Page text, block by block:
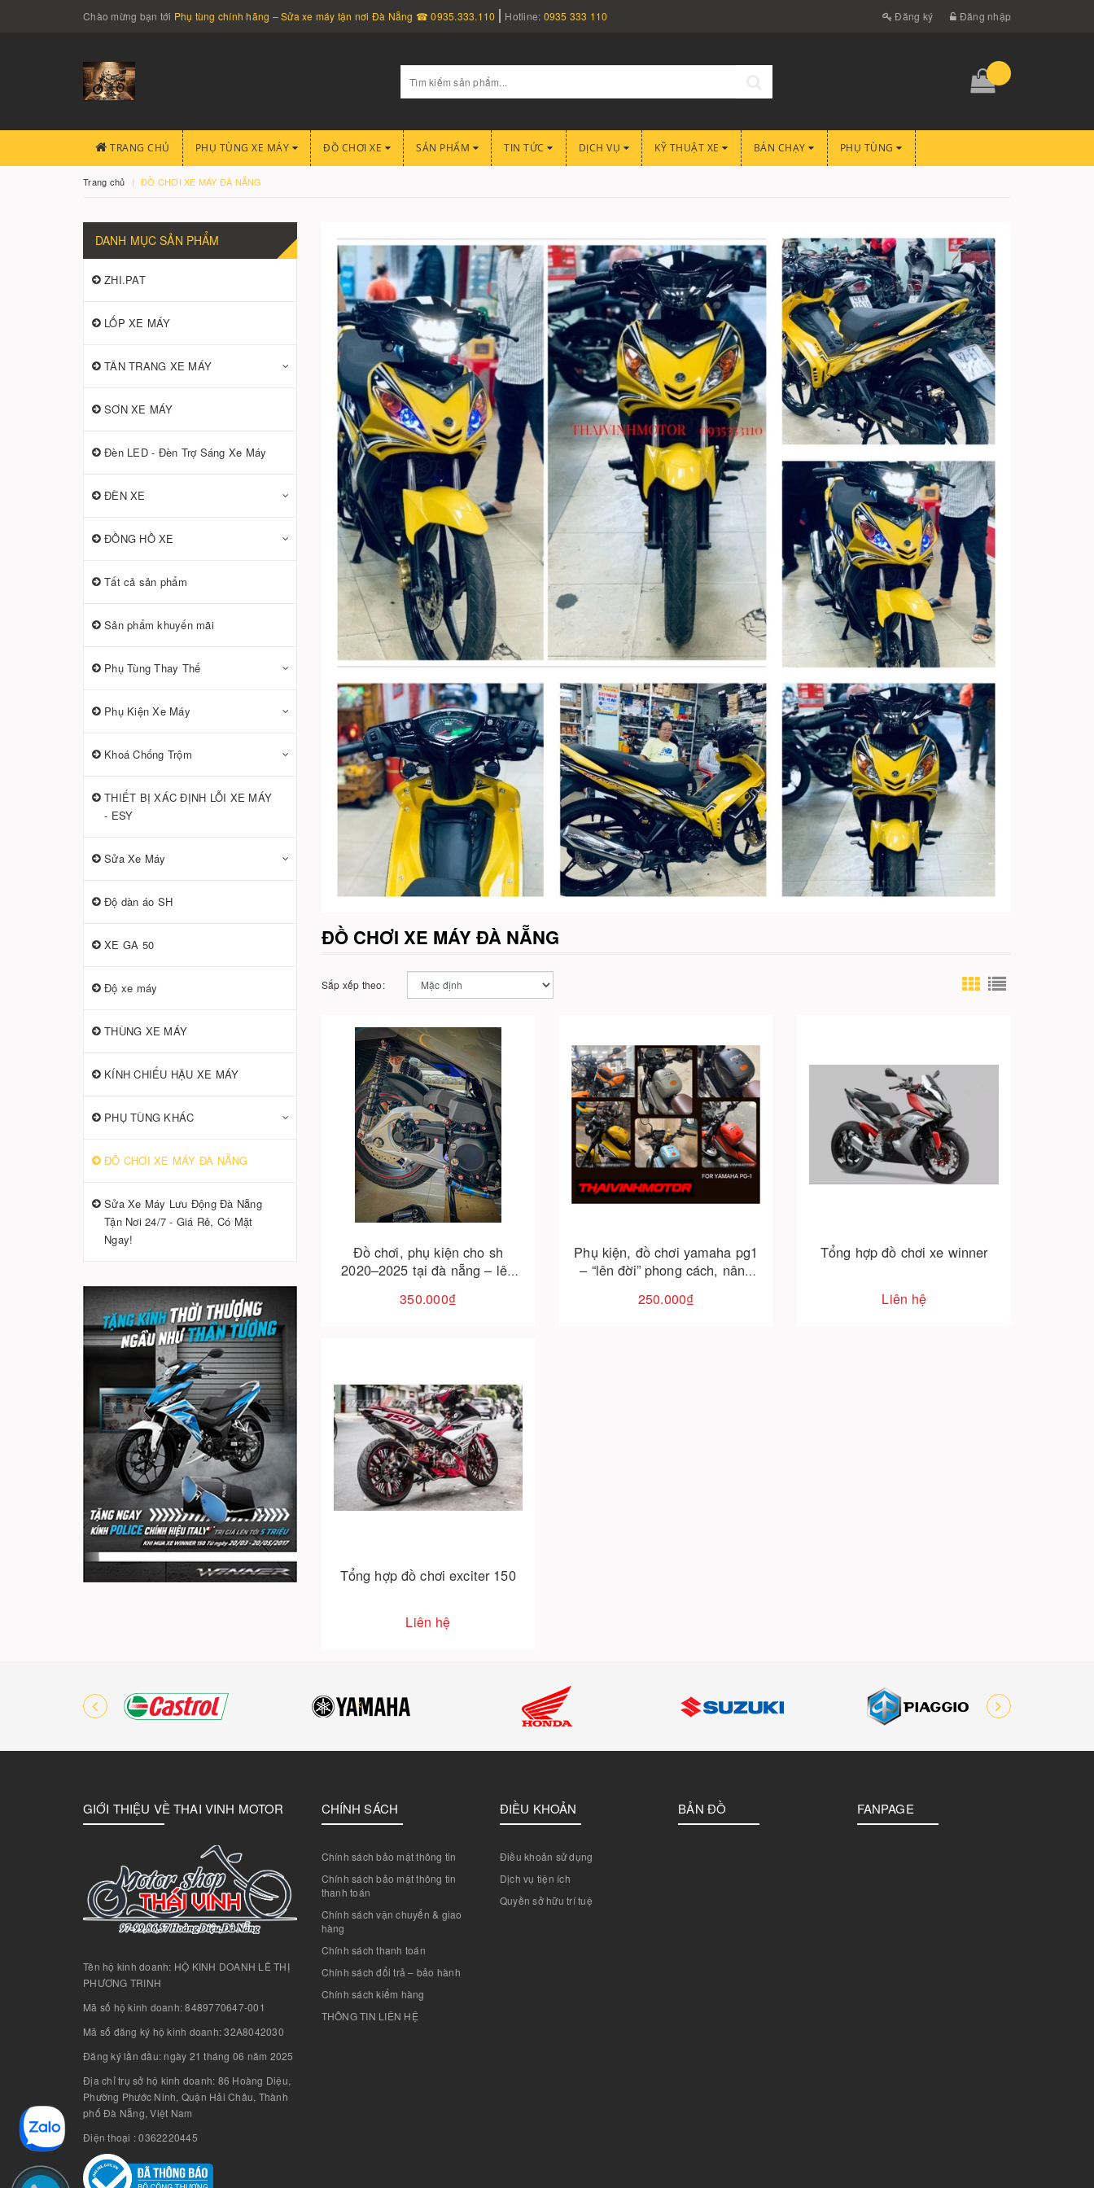
Chào mừng bạn tới Phụ tùng chính hãng – Sửa xe máy tận nơi Đà Nẵng ☎ 0935.333.110 Hotline: 0935 333 110 Đăng ký Đăng nhập
TRANG CHỦ PHỤ TÙNG XE MÁY ĐỒ CHƠI XE SẢN PHẨM TIN TỨC DỊCH VỤ KỸ THUẬT XE BÁN CHẠY PHỤ TÙNG
Trang chủ ĐỒ CHƠI XE MÁY ĐÀ NẴNG
ĐỒ CHƠI XE MÁY ĐÀ NẴNG
Sắp xếp theo:
Đồ chơi, phụ kiện cho sh
2020–2025 tại đà nẵng – lên
350.000₫
Cho vào giỏ hàng
Phụ kiện, đồ chơi yamaha pg1
– “lên đời” phong cách, nâng
250.000₫
Cho vào giỏ hàng
Tổng hợp đồ chơi xe winner
Liên hệ
Tổng hợp đồ chơi exciter 150
Liên hệ
DANH MỤC SẢN PHẨM
ZHI.PAT
LỐP XE MÁY
TÂN TRANG XE MÁY
SƠN XE MÁY
Đèn LED - Đèn Trợ Sáng Xe Máy
ĐÈN XE
ĐỒNG HỒ XE
Tất cả sản phẩm
Sản phẩm khuyến mãi
Phụ Tùng Thay Thế
Phụ Kiện Xe Máy
Khoá Chống Trộm
THIẾT BỊ XÁC ĐỊNH LỖI XE MÁY
- ESY
Sửa Xe Máy
Độ dàn áo SH
XE GA 50
Độ xe máy
THÙNG XE MÁY
KÍNH CHIẾU HẬU XE MÁY
PHỤ TÙNG KHÁC
ĐỒ CHƠI XE MÁY ĐÀ NẴNG
Sửa Xe Máy Lưu Động Đà Nẵng
Tận Nơi 24/7 - Giá Rẻ, Có Mặt
Ngay!
GIỚI THIỆU VỀ THAI VINH MOTOR
Tên hộ kinh doanh: HỘ KINH DOANH LÊ THỊ
PHƯƠNG TRINH
Mã số hộ kinh doanh: 8489770647-001
Mã số đăng ký hộ kinh doanh: 32A8042030
Đăng ký lần đầu: ngày 21 tháng 06 năm 2025
Địa chỉ trụ sở hộ kinh doanh: 86 Hoàng Diệu,
Phường Phước Ninh, Quận Hải Châu, Thành
phố Đà Nẵng, Việt Nam
Điện thoại : 0362220445
CHÍNH SÁCH
Chính sách bảo mật thông tin
Chính sách bảo mật thông tin
thanh toán
Chính sách vận chuyển & giao
hàng
Chính sách thanh toán
Chính sách đổi trả – bảo hành
Chính sách kiểm hàng
THÔNG TIN LIÊN HỆ
ĐIỀU KHOẢN
Điều khoản sử dụng
Dịch vụ tiện ích
Quyền sở hữu trí tuệ
BẢN ĐỒ FANPAGE